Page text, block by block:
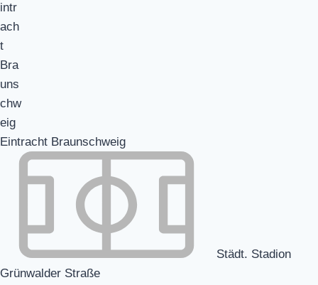
Eintracht Braunschweig
Städt. Stadion
Grünwalder Straße